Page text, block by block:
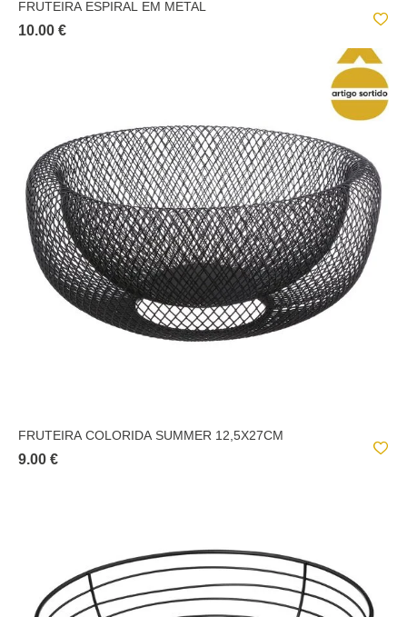
FRUTEIRA ESPIRAL EM METAL
10.00 €
FRUTEIRA COLORIDA SUMMER 12,5X27CM
9.00 €